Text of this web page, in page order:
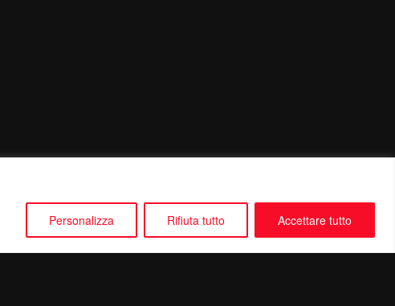
Personalizza Rifiuta tutto Accettare tutto